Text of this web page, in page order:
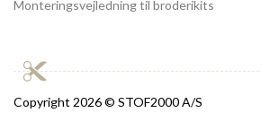
Monteringsvejledning til broderikits
Copyright 2026 © STOF2000 A/S